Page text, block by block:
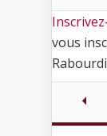
vous